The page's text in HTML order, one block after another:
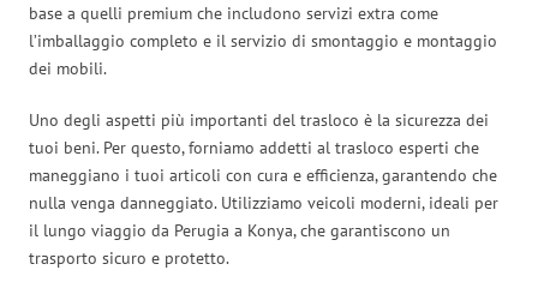
base a quelli premium che includono servizi extra come
l’imballaggio completo e il servizio di smontaggio e montaggio
dei mobili.
Uno degli aspetti più importanti del trasloco è la sicurezza dei
tuoi beni. Per questo, forniamo addetti al trasloco esperti che
maneggiano i tuoi articoli con cura e efficienza, garantendo che
nulla venga danneggiato. Utilizziamo veicoli moderni, ideali per
il lungo viaggio da Perugia a Konya, che garantiscono un
trasporto sicuro e protetto.